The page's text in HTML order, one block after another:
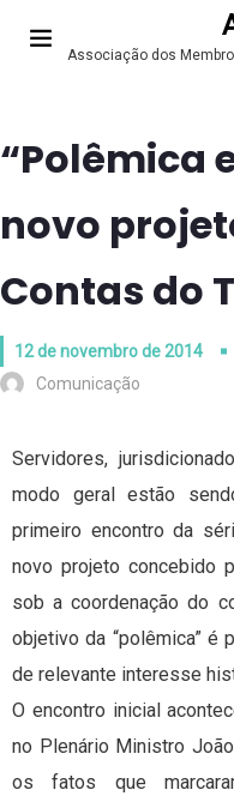
Associação dos
“Polêmica
novo
Contas do
12 de novembro de 2014
Comunicação
Servidores,
modo geral estão
primeiro encontro da
novo projeto concebido
sob a coordenação do
objetivo da “polêmica”
de relevante interesse
O encontro inicial
no Plenário Ministro
os fatos que